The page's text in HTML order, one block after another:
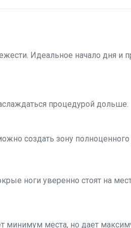
Идеальное начало дня и
процедурой дольше.
создать зону полноценного
ноги уверенно стоят на
минимум места, но дает